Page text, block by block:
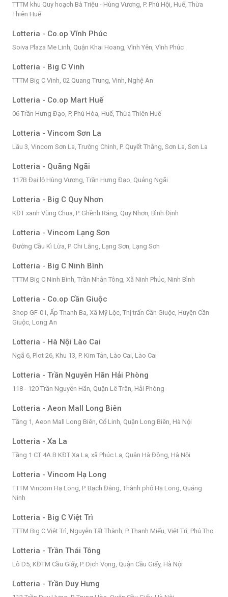
TTTM khu Quy hoạch Bà Triệu - Hùng Vương, P. Phú Hội, Huế, Thừa
Thiên Huế
Lotteria - Co.op Vĩnh Phúc
Soiva Plaza Me Linh, Quận Khai Hoang, Vĩnh Yên, Vĩnh Phúc
Lotteria - Big C Vinh
TTTM Big C Vinh, 02 Quang Trung, Vinh, Nghệ An
Lotteria - Co.op Mart Huế
06 Trần Hưng Đạo, P. Phú Hòa, Huế, Thừa Thiên Huế
Lotteria - Vincom Sơn La
Lầu 3, Vincom Sơn La, Trường Chinh, P. Quyết Thắng, Sơn La, Sơn La
Lotteria - Quãng Ngãi
117B Đại lộ Hùng Vương, Trần Hưng Đạo, Quảng Ngãi
Lotteria - Big C Quy Nhơn
KĐT xanh Vũng Chua, P. Ghềnh Ráng, Quy Nhơn, Bình Định
Lotteria - Vincom Lạng Sơn
Đường Cầu Kì Lừa, P. Chi Lăng, Lạng Sơn, Lạng Sơn
Lotteria - Big C Ninh Bình
TTTM Big C Ninh Bình, Trần Nhân Tông, Xã Ninh Phúc, Ninh Bình
Lotteria - Co.op Cần Giuộc
Shop GF-01, Ấp Thanh Ba, Xã Mỹ Lộc, Thị trấn Cần Giuộc, Huyện Cần
Giuộc, Long An
Lotteria - Hà Nội Lào Cai
Ngã 6, Plot 26, Khu 13, P. Kim Tân, Lào Cai, Lào Cai
Lotteria - Trần Nguyên Hãn Hải Phòng
118 - 120 Trần Nguyên Hãn, Quận Lê Trân, Hải Phòng
Lotteria - Aeon Mall Long Biên
Tầng 1, Aeon Mall Long Biên, Cổ Linh, Quận Long Biên, Hà Nội
Lotteria - Xa La
Tầng 1 CT 4A.B KĐT Xa La, xã Phúc La, Quận Hà Đông, Hà Nội
Lotteria - Vincom Hạ Long
TTTM Vincom Hạ Long, P. Bạch Đằng, Thành phố Hạ Long, Quảng
Ninh
Lotteria - Big C Việt Trì
TTTM Big C Việt Trì, Nguyễn Tất Thành, P. Thanh Miếu, Việt Trì, Phú Thọ
Lotteria - Trần Thái Tông
Lô D5, KĐTM Cầu Giấy, P. Dịch Vọng, Quận Cầu Giấy, Hà Nội
Lotteria - Trần Duy Hưng